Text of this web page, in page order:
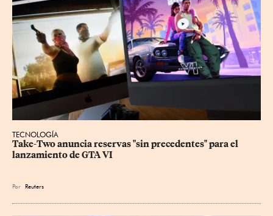
TECNOLOGÍA
Take-Two anuncia reservas "sin precedentes" para el
lanzamiento de GTA VI
Por Reuters